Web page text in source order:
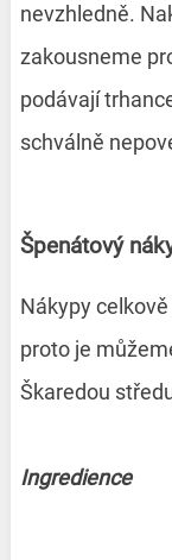
nevzhledně.
zakousneme
podávají
schválně
Špenátový
Nákypy
proto je
Škaredou
Ingredience